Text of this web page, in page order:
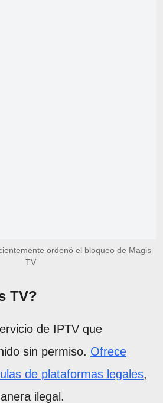
ordenó el bloqueo de Magis
TV
TV?
de IPTV que
sin permiso. Ofrece
de plataformas legales,
ilegal.